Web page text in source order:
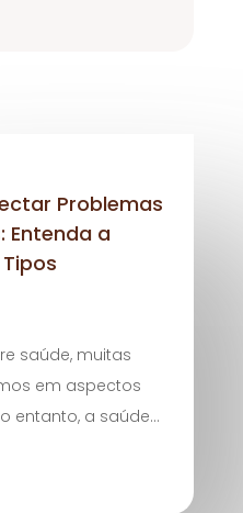
Problemas
Entenda a
saúde, muitas
em aspectos
entanto, a saúde...